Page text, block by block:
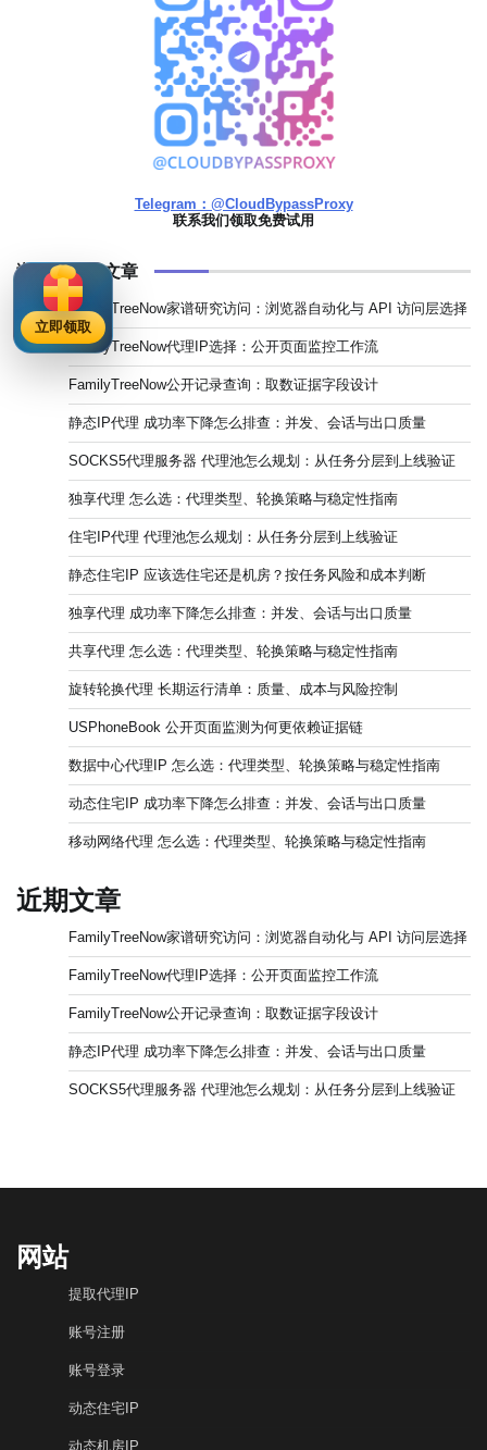
Telegram：@CloudBypassProxy
联系我们领取免费试用
浏览最多的文章
FamilyTreeNow家谱研究访问：浏览器自动化与 API 访问层选择
FamilyTreeNow代理IP选择：公开页面监控工作流
FamilyTreeNow公开记录查询：取数证据字段设计
静态IP代理 成功率下降怎么排查：并发、会话与出口质量
SOCKS5代理服务器 代理池怎么规划：从任务分层到上线验证
独享代理 怎么选：代理类型、轮换策略与稳定性指南
住宅IP代理 代理池怎么规划：从任务分层到上线验证
静态住宅IP 应该选住宅还是机房？按任务风险和成本判断
独享代理 成功率下降怎么排查：并发、会话与出口质量
共享代理 怎么选：代理类型、轮换策略与稳定性指南
旋转轮换代理 长期运行清单：质量、成本与风险控制
USPhoneBook 公开页面监测为何更依赖证据链
数据中心代理IP 怎么选：代理类型、轮换策略与稳定性指南
动态住宅IP 成功率下降怎么排查：并发、会话与出口质量
移动网络代理 怎么选：代理类型、轮换策略与稳定性指南
近期文章
FamilyTreeNow家谱研究访问：浏览器自动化与 API 访问层选择
FamilyTreeNow代理IP选择：公开页面监控工作流
FamilyTreeNow公开记录查询：取数证据字段设计
静态IP代理 成功率下降怎么排查：并发、会话与出口质量
SOCKS5代理服务器 代理池怎么规划：从任务分层到上线验证
网站
提取代理IP
账号注册
账号登录
动态住宅IP
动态机房IP
立即领取